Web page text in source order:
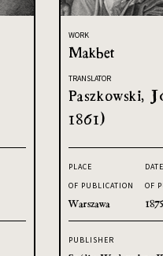
WORK
Makbet
TRANSLATOR
Paszkowski,
1861)
PLACE
OF PUBLICATION
Warszawa
DATE
OF
1875
PUBLISHER